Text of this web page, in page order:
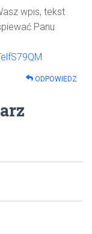
wpis, tekst
Panu
ODPOWIEDZ